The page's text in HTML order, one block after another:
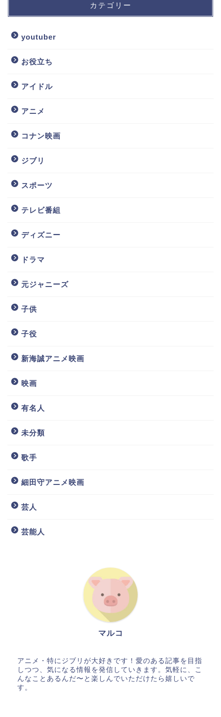
カテゴリー
youtuber
お役立ち
アイドル
アニメ
コナン映画
ジブリ
スポーツ
テレビ番組
ディズニー
ドラマ
元ジャニーズ
子供
子役
新海誠アニメ映画
映画
有名人
未分類
歌手
細田守アニメ映画
芸人
芸能人
マルコ
アニメ・特にジブリが大好きです！愛のある記事を目指
しつつ、気になる情報を発信していきます。気軽に、こ
んなことあるんだ〜と楽しんでいただけたら嬉しいで
す。